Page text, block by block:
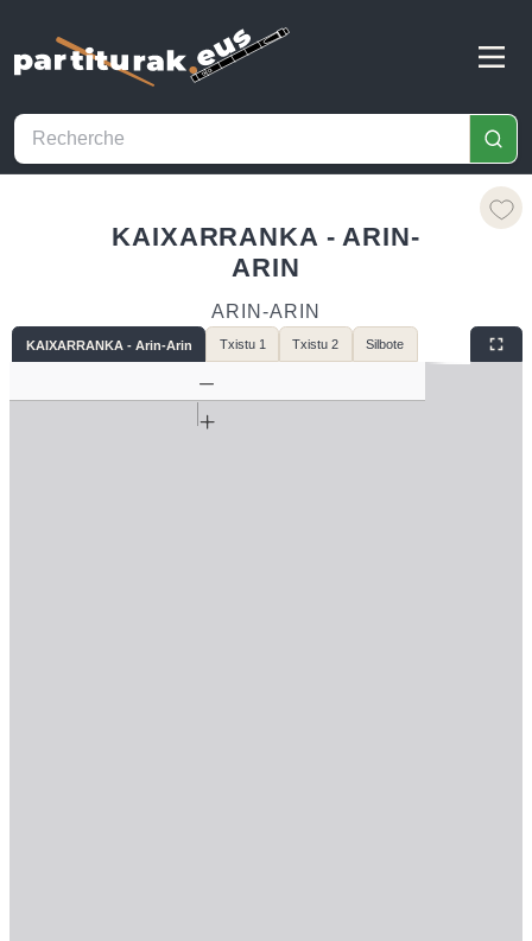
KAIXARRANKA - ARIN-
ARIN
ARIN-ARIN
KAIXARRANKA - Arin-Arin Txistu 1 Txistu 2 Silbote